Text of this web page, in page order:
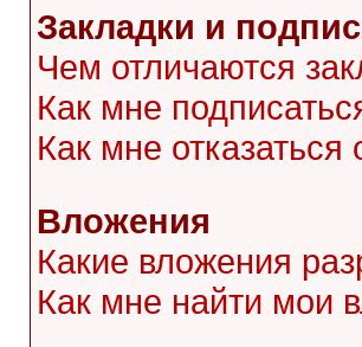
Закладки и
Чем отличаются
Как мне
Как мне отказаться
Вложения
Какие вложения
Как мне найти мои